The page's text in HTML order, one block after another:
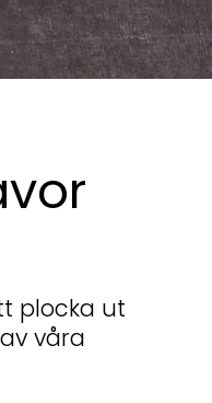
plocka ut
våra